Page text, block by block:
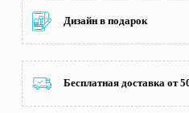
Дизайн в подарок
Бесплатная доставка от